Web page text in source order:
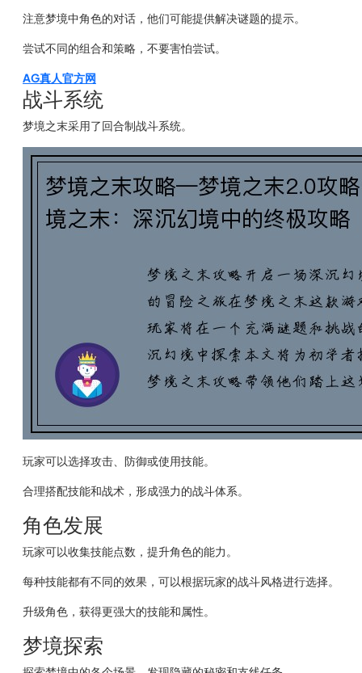
注意梦境中角色的对话，他们可能提供解决谜题的提示。
尝试不同的组合和策略，不要害怕尝试。
AG真人官方网
战斗系统
梦境之末采用了回合制战斗系统。
玩家可以选择攻击、防御或使用技能。
合理搭配技能和战术，形成强力的战斗体系。
角色发展
玩家可以收集技能点数，提升角色的能力。
每种技能都有不同的效果，可以根据玩家的战斗风格进行选择。
升级角色，获得更强大的技能和属性。
梦境探索